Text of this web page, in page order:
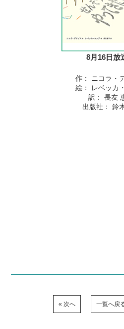
8月16日放
作： ニコラ・
絵： レベッカ
訳： 長友
出版社： 鈴
« 次へ 一覧へ戻